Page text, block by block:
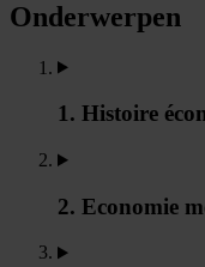
Onderwerpen
1. Histoire
2. Economie